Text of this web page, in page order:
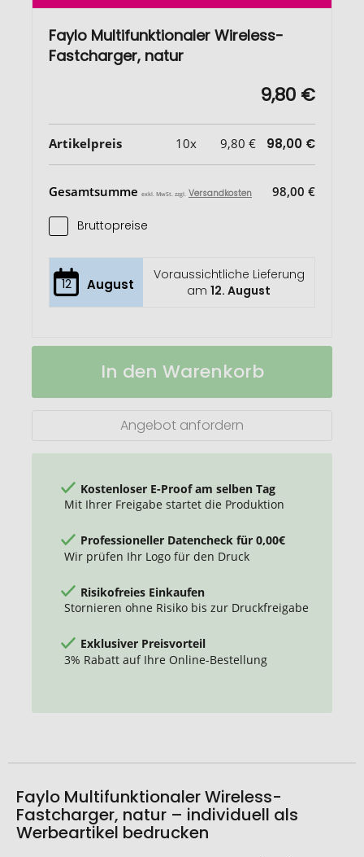
Faylo Multifunktionaler Wireless-
Fastcharger, natur
9,80 €
Artikelpreis 10x 9,80 € 98,00 €
Gesamtsumme exkl. MwSt. zzgl. Versandkosten 98,00 €
Bruttopreise
12 August
Voraussichtliche Lieferung
am12. August
Faylo
Multifunktionaler
Fastcharger
Auf
In den Warenkorb
Angebot anfordern
Kostenloser E-Proof am selben Tag
Mit Ihrer Freigabe startet die Produktion
Professioneller Datencheck für 0,00€
Wir prüfen Ihr Logo für den Druck
Risikofreies Einkaufen
Stornieren ohne Risiko bis zur Druckfreigabe
Exklusiver Preisvorteil
3% Rabatt auf Ihre Online-Bestellung
Faylo Multifunktionaler Wireless-
Fastcharger, natur – individuell als
Werbeartikel bedrucken